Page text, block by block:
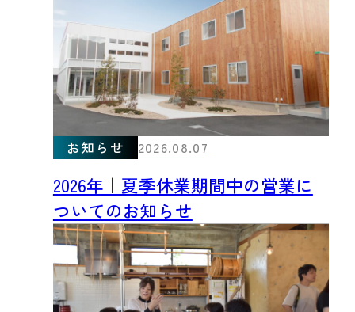
お知らせ 2026.08.07
2026年｜夏季休業期間中の営業に
ついてのお知らせ